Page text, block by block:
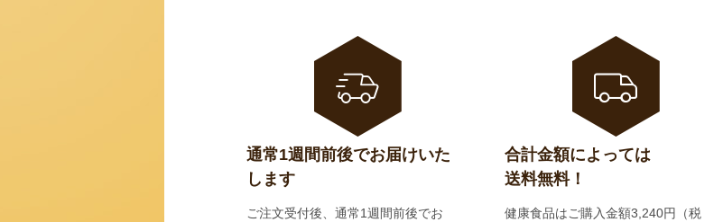
通常1週間前後でお届けいた
します
ご注文受付後、通常1週間前後でお
合計金額によっては
送料無料！
健康食品はご購入金額3,240円（税